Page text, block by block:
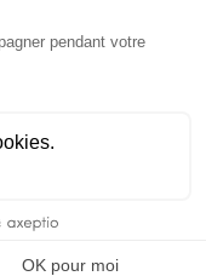
vente
pendant votre
OK pour moi